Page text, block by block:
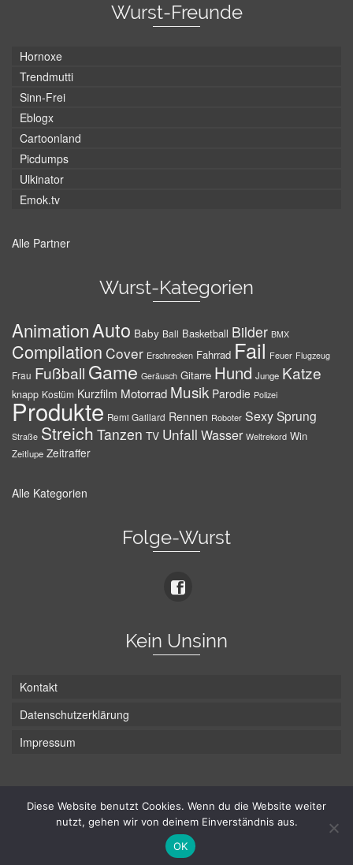
Wurst-Freunde
Hornoxe
Trendmutti
Sinn-Frei
Eblogx
Cartoonland
Picdumps
Ulkinator
Emok.tv
Alle Partner
Wurst-Kategorien
AnimationAuto Baby Ball Basketball Bilder BMX
Compilation Cover Erschrecken Fahrrad Fail Feuer Flugzeug
Frau Fußball Game Geräusch Gitarre Hund Junge Katze
knapp Kostüm Kurzfilm Motorrad Musik Parodie Polizei
Produkte Remi Gaillard Rennen Roboter SexySprung
Straße Streich Tanzen TV Unfall Wasser Weltrekord Win
Zeitlupe Zeitraffer
Alle Kategorien
Folge-Wurst
Kein Unsinn
Kontakt
Datenschutzerklärung
Impressum
© Hans-Wurst.net - Gute Laune seit 2005
Diese Website benutzt Cookies. Wenn du die Website weiter
nutzt, gehen wir von deinem Einverständnis aus.
OK